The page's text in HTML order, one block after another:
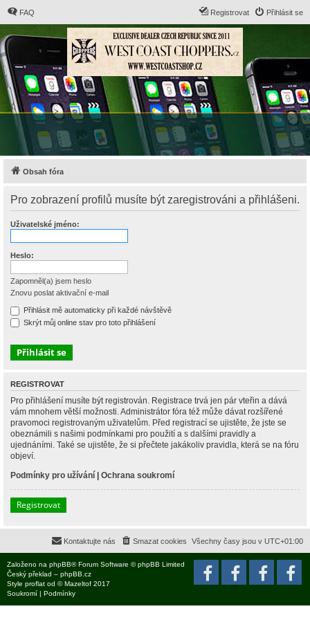
FAQ Přihlásit se
Registrovat
Obsah fóra
Pro zobrazení profilů musíte být zaregistrováni a přihlášeni.
Uživatelské jméno:
Heslo:
Zapomněl(a) jsem heslo
Znovu poslat aktivační e-mail
Přihlásit mě automaticky při každé návštěvě
Skrýt můj online stav pro toto přihlášení
REGISTROVAT
Pro přihlášení musíte být registrován. Registrace trvá jen pár vteřin a dává
vám mnohem větší možnosti. Administrátor fóra též může dávat rozšířené
pravomoci registrovaným uživatelům. Před registrací se ujistěte, že jste se
obeznámili s našimi podmínkami pro použití a s dalšími pravidly a
ujednáními. Také se ujistěte, že si přečtete jakákoliv pravidla, která se na fóru
objeví.
Podmínky pro užívání | Ochrana soukromí
Registrovat
Všechny časy jsou v UTC+01:00
Smazat cookies
Kontaktujte nás
Založeno na phpBB® Forum Software © phpBB Limited
Český překlad – phpBB.cz
Style proflat od ©Mazeltof 2017
Soukromí | Podmínky